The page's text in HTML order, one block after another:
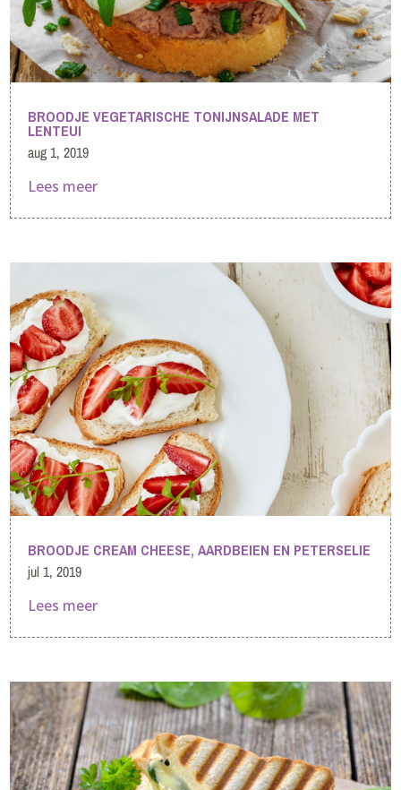
BROODJE VEGETARISCHE TONIJNSALADE MET
LENTEUI
aug 1, 2019
Lees meer
BROODJE CREAM CHEESE, AARDBEIEN EN PETERSELIE
jul 1, 2019
Lees meer